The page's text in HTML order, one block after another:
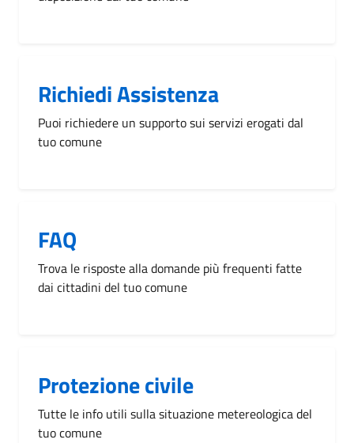
Richiedi Assistenza
Puoi richiedere un supporto sui servizi erogati dal
tuo comune
FAQ
Trova le risposte alla domande più frequenti fatte
dai cittadini del tuo comune
Protezione civile
Tutte le info utili sulla situazione metereologica del
tuo comune